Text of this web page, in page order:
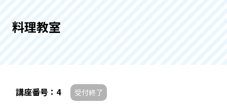
料理教室
講座番号：4 受付終了